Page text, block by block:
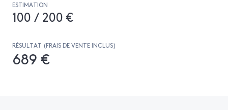
ESTIMATION
100 / 200 €
RÉSULTAT (FRAIS DE VENTE INCLUS)
689 €